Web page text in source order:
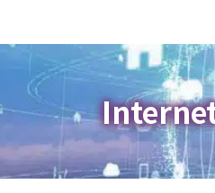
AI（例如ChatGPT等)
網絡犯罪